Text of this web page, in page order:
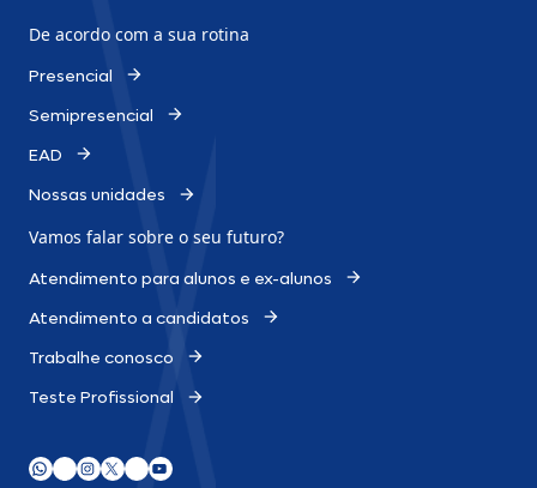
De acordo com a sua rotina
Presencial
Semipresencial
EAD
Nossas unidades
Vamos falar sobre o seu futuro?
Atendimento para alunos e ex-alunos
Atendimento a candidatos
Trabalhe conosco
Teste Profissional